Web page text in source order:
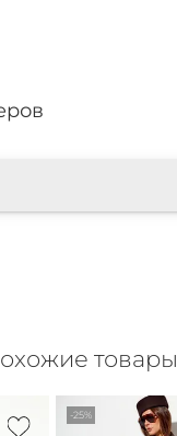
товары
-25%